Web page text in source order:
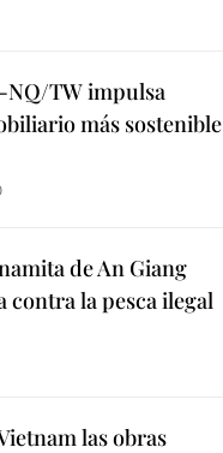
NQ/TW impulsa
más sostenible
de An Giang
contra la pesca ilegal
las obras